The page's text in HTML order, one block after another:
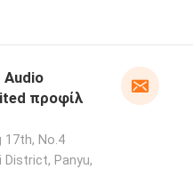
Audio
προφίλ
17th, No.4
District, Panyu,